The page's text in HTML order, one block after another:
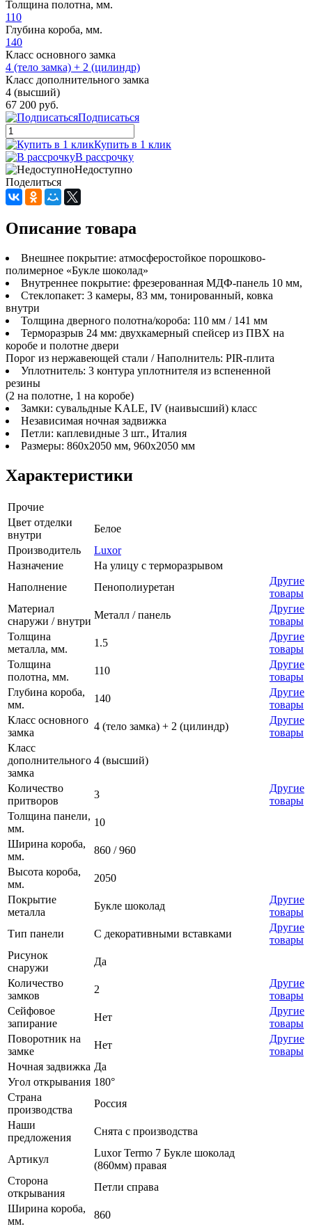
Толщина полотна, мм.
110
Глубина короба, мм.
140
Класс основного замка
4 (тело замка) + 2 (цилиндр)
Класс дополнительного замка
4 (высший)
67 200 руб.
Подписаться
Купить в 1 клик
В рассрочку
Недоступно
Поделиться
Описание товара
Внешнее покрытие: атмосферостойкое порошково-
полимерное «Букле шоколад»
Внутреннее покрытие: фрезерованная МДФ-панель 10 мм,
Стеклопакет: 3 камеры, 83 мм, тонированный, ковка
внутри
Толщина дверного полотна/короба: 110 мм / 141 мм
Терморазрыв 24 мм: двухкамерный спейсер из ПВХ на
коробе и полотне двери
Порог из нержавеющей стали / Наполнитель: PIR-плита
Уплотнитель: 3 контура уплотнителя из вспененной
резины
(2 на полотне, 1 на коробе)
Замки: сувальдные KALE, IV (наивысший) класс
Независимая ночная задвижка
Петли: каплевидные 3 шт., Италия
Размеры: 860х2050 мм, 960х2050 мм
Характеристики
Прочие
Цвет отделки
внутри
Белое
Производитель
Luxor
Назначение
На улицу с терморазрывом
Наполнение
Пенополиуретан
Другие
товары
Материал
снаружи / внутри
Металл / панель
Другие
товары
Толщина
металла, мм.
1.5
Другие
товары
Толщина
полотна, мм.
110
Другие
товары
Глубина короба,
мм.
140
Другие
товары
Класс основного
замка
4 (тело замка) + 2 (цилиндр)
Другие
товары
Класс
дополнительного
замка
4 (высший)
Количество
притворов
3
Другие
товары
Толщина панели,
мм.
10
Ширина короба,
мм.
860 / 960
Высота короба,
мм.
2050
Покрытие
металла
Букле шоколад
Другие
товары
Тип панели
С декоративными вставками
Другие
товары
Рисунок
снаружи
Да
Количество
замков
2
Другие
товары
Сейфовое
запирание
Нет
Другие
товары
Поворотник на
замке
Нет
Другие
товары
Ночная задвижка Да
Угол открывания 180°
Страна
производства
Россия
Наши
предложения
Снята с производства
Артикул
Luxor Termo 7 Букле шоколад
(860мм) правая
Сторона
открывания
Петли справа
Ширина короба,
мм.
860